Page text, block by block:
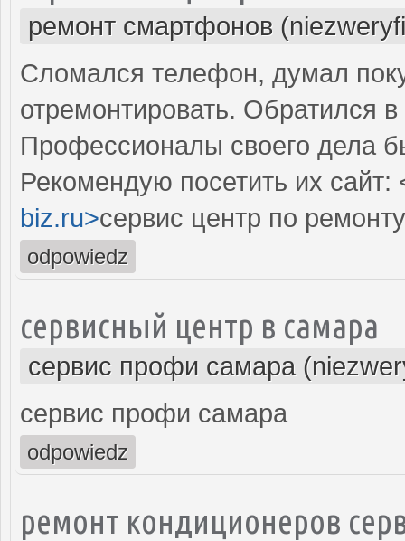
ремонт смартфонов
Сломался телефон, думал
отремонтировать. Обратился
Профессионалы своего дела
Рекомендую посетить их сайт:
biz.ru>сервис центр по
odpowiedz
сервисный центр в самара
сервис профи самара
сервис профи самара
odpowiedz
ремонт кондиционеров